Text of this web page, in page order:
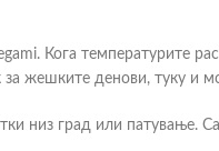
Кога температурите
жешките денови, туку и
низ град или патување.